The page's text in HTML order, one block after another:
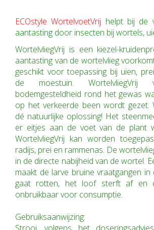
ECOstyle WortelvoetVrij helpt bij de
aantasting door insecten bij wortels,
WortelvliegVrij is een kiezel-
aantasting van de wortelvlieg
geschikt voor toepassing bij uien,
de moestuin. WortelvliegVrij
bodemgesteldheid rond het gewas
op het verkeerde been wordt gezet.
dé natuurlijke oplossing! Het
er eitjes aan de voet van de plant
WortelvliegVrij kan worden
radijs, prei en rammenas. De
in de directe nabijheid van de wortel.
maakt de larve bruine vraatgangen
gaat rotten, het loof sterft af en
onbruikbaar voor consumptie.
Gebruiksaanwijzing: